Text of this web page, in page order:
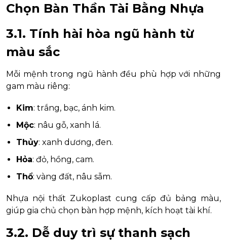
Chọn Bàn Thần Tài Bằng Nhựa
3.1. Tính hài hòa ngũ hành từ
màu sắc
Mỗi mệnh trong ngũ hành đều phù hợp với những
gam màu riêng:
Kim: trắng, bạc, ánh kim.
Mộc: nâu gỗ, xanh lá.
Thủy: xanh dương, đen.
Hỏa: đỏ, hồng, cam.
Thổ: vàng đất, nâu sẫm.
Nhựa nội thất Zukoplast cung cấp đủ bảng màu,
giúp gia chủ chọn bàn hợp mệnh, kích hoạt tài khí.
3.2. Dễ duy trì sự thanh sạch